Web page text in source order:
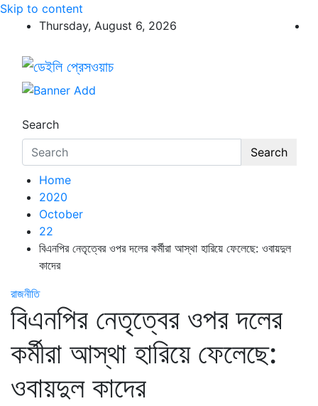
Skip to content
Thursday, August 6, 2026
ডেইলি প্রেসওয়াচ
ডেইলি প্রেসওয়াচ মুক্তিযুদ্ধের চেতনায় উদ্বুদ্ধ মুখপত্র
Search
Search
Home
2020
October
22
বিএনপির নেতৃত্বের ওপর দলের কর্মীরা আস্থা হারিয়ে ফেলেছে: ওবায়দুল
কাদের
রাজনীতি
বিএনপির নেতৃত্বের ওপর দলের
কর্মীরা আস্থা হারিয়ে ফেলেছে:
ওবায়দুল কাদের